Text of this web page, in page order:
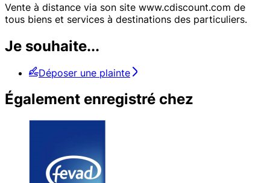
Vente à distance via son site www.cdiscount.com de
tous biens et services à destinations des particuliers.
Je souhaite...
Déposer une plainte
Également enregistré chez